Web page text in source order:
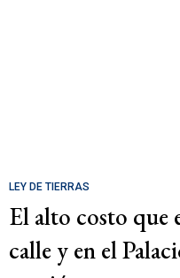
LEY DE TIERRAS
El alto costo que
calle y en el